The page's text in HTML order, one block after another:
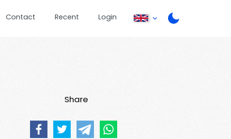
Contact Recent Login
Share